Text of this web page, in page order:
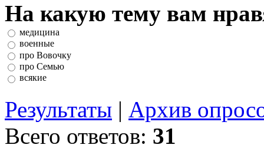
На какую тему вам
медицина
военные
про Вовочку
про Семью
всякие
Результаты | Архив
Всего ответов: 31